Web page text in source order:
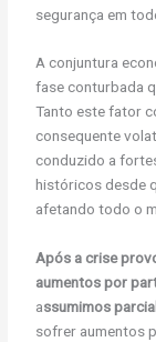
segurança em
A conjuntura
fase conturbada
Tanto este fator
consequente
conduzido a
históricos desde
afetando todo o
Após a crise
aumentos por
assumimos
sofrer aumentos